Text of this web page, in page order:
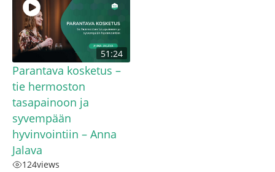
51:24
Parantava kosketus –
tie hermoston
tasapainoon ja
syvempään
hyvinvointiin – Anna
Jalava
124views